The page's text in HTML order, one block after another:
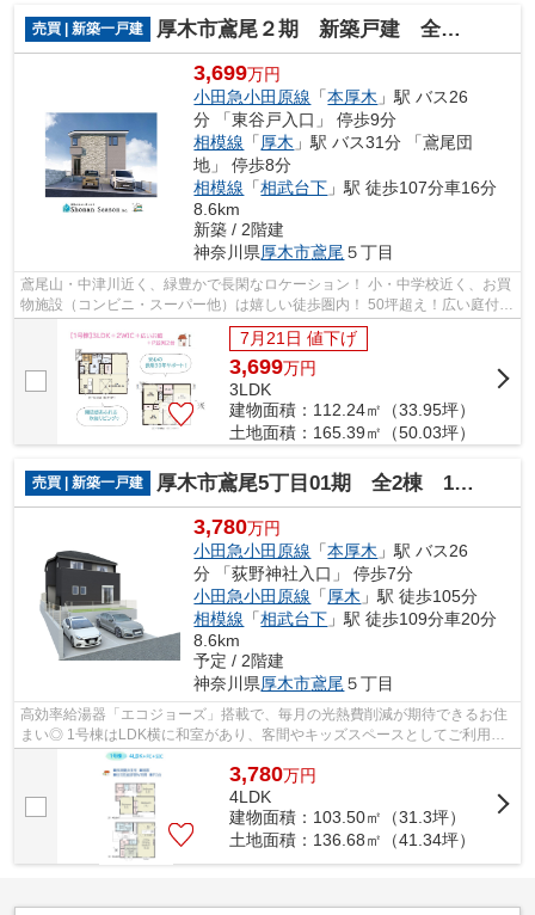
売買 | 新築一戸建 厚木市鳶尾２期 新築戸建 全１棟
3,699万円
小田急小田原線 「本厚木 」駅 バス26
分 「東谷戸入口」 停歩9分
相模線 「厚木 」駅 バス31分 「鳶尾団
地」 停歩8分
相模線 「相武台下 」駅 徒歩107分車16分
8.6km
新築 / 2階建
神奈川県厚木市鳶尾 ５丁目
鳶尾山・中津川近く、緑豊かで長閑なロケーション！ 小・中学校近く、お買
物施設（コンビニ・スーパー他）は嬉しい徒歩圏内！ 50坪超え！広い庭付き
一戸建てで、悠々自適な新生活をお...
7月21日 値下げ
3,699万円
3LDK
建物面積：112.24㎡（33.95坪）
土地面積：165.39㎡（50.03坪）
売買 | 新築一戸建 厚木市鳶尾5丁目01期 全2棟 1号棟
3,780万円
小田急小田原線 「本厚木 」駅 バス26
分 「荻野神社入口」 停歩7分
小田急小田原線 「厚木 」駅 徒歩105分
相模線 「相武台下 」駅 徒歩109分車20分
8.6km
予定 / 2階建
神奈川県厚木市鳶尾 ５丁目
高効率給湯器「エコジョーズ」搭載で、毎月の光熱費削減が期待できるお住
まい◎ 1号棟はLDK横に和室があり、客間やキッズスペースとしてご利用い
ただけます！ スーパー・コンビニ（徒歩...
3,780万円
4LDK
建物面積：103.50㎡（31.3坪）
土地面積：136.68㎡（41.34坪）